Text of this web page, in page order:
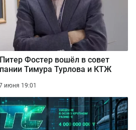
Фостер вошёл в совет
Тимура Турлова и КТЖ
июня 19:01